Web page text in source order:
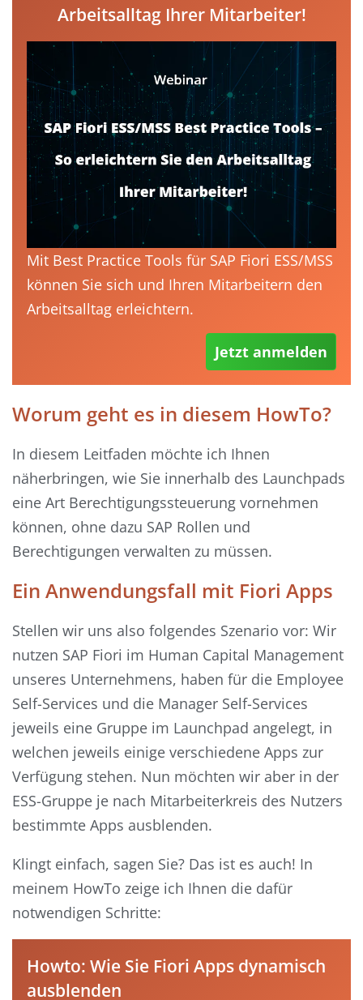
Arbeitsalltag Ihrer Mitarbeiter!
Mit Best Practice Tools für SAP Fiori ESS/MSS
können Sie sich und Ihren Mitarbeitern den
Arbeitsalltag erleichtern.
Jetzt anmelden
Worum geht es in diesem HowTo?
In diesem Leitfaden möchte ich Ihnen
näherbringen, wie Sie innerhalb des Launchpads
eine Art Berechtigungssteuerung vornehmen
können, ohne dazu SAP Rollen und
Berechtigungen verwalten zu müssen.
Ein Anwendungsfall mit Fiori Apps
Stellen wir uns also folgendes Szenario vor: Wir
nutzen SAP Fiori im Human Capital Management
unseres Unternehmens, haben für die Employee
Self-Services und die Manager Self-Services
jeweils eine Gruppe im Launchpad angelegt, in
welchen jeweils einige verschiedene Apps zur
Verfügung stehen. Nun möchten wir aber in der
ESS-Gruppe je nach Mitarbeiterkreis des Nutzers
bestimmte Apps ausblenden.
Klingt einfach, sagen Sie? Das ist es auch! In
meinem HowTo zeige ich Ihnen die dafür
notwendigen Schritte:
Howto: Wie Sie Fiori Apps dynamisch
ausblenden